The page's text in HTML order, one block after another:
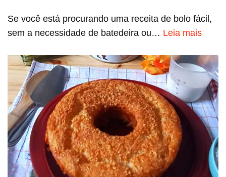
Se você está procurando uma receita de bolo fácil,
sem a necessidade de batedeira ou… Leia mais